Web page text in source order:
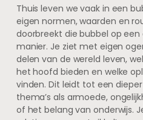
Thuis leven we vaak in een
eigen normen, waarden en
doorbreekt die bubbel op
manier. Je ziet met eigen
delen van de wereld leven,
het hoofd bieden en welke
vinden. Dit leidt tot een
thema’s als armoede,
of het belang van onderwijs.